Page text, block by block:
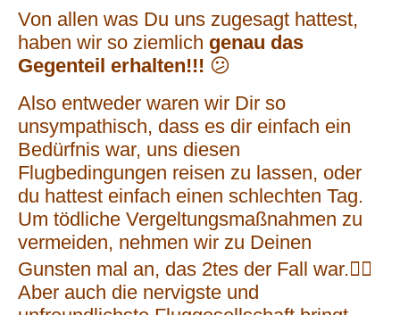
Von allen was Du uns zugesagt hattest,
haben wir so ziemlich genau das
Gegenteil erhalten!!! 😕
Also entweder waren wir Dir so
unsympathisch, dass es dir einfach ein
Bedürfnis war, uns diesen
Flugbedingungen reisen zu lassen, oder
du hattest einfach einen schlechten Tag.
Um tödliche Vergeltungsmaßnahmen zu
vermeiden, nehmen wir zu Deinen
Gunsten mal an, das 2tes der Fall war.🤷‍♂️
Aber auch die nervigste und